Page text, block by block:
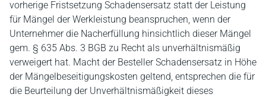
vorherige Fristsetzung Schadensersatz statt der Leistung
für Mängel der Werkleistung beanspruchen, wenn der
Unternehmer die Nacherfüllung hinsichtlich dieser Mängel
gem. § 635 Abs. 3 BGB zu Recht als unverhältnismäßig
verweigert hat. Macht der Besteller Schadensersatz in Höhe
der Mängelbeseitigungskosten geltend, entsprechen die für
die Beurteilung der Unverhältnismäßigkeit dieses